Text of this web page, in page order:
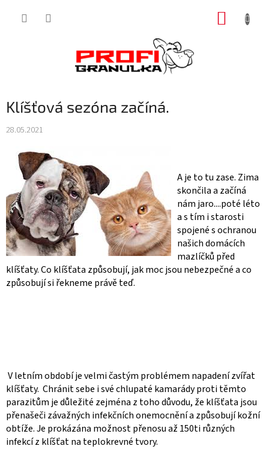
Klíšťová sezóna začíná.
28.05.2021
A je to tu zase. Zima
skončila a začíná
nám jaro....poté léto
a s tím i starosti
spojené s ochranou
našich domácích
mazlíčků před
klíšťaty. Co klíšťata způsobují, jak moc jsou nebezpečné a co
způsobují si řekneme právě teď.
V letním období je velmi častým problémem napadení zvířat
klíšťaty. Chránit sebe i své chlupaté kamarády proti těmto
parazitům je důležité zejména z toho důvodu, že klíšťata jsou
přenašeči závažných infekčních onemocnění a způsobují kožní
obtíže. Je prokázána možnost přenosu až 150ti různých
infekcí z klíšťat na teplokrevné tvory.